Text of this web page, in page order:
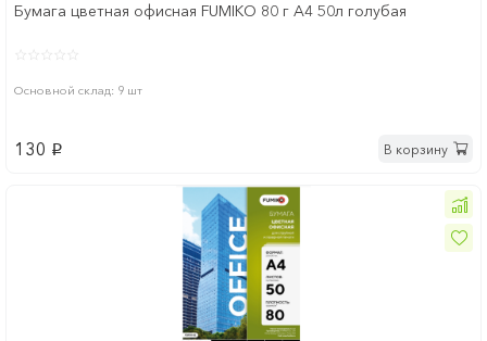
Бумага цветная офисная FUMIKO 80 г А4 50л голубая
Основной склад: 9 шт
130 p В корзину